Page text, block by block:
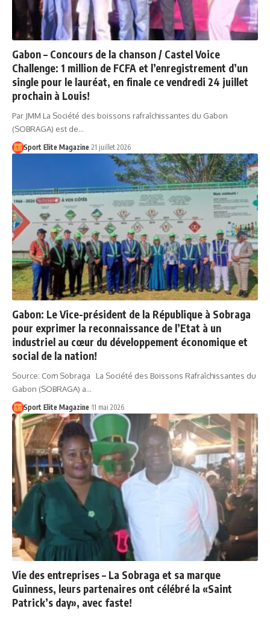
Gabon – Concours de la chanson / Castel Voice
Challenge: 1 million de FCFA et l’enregistrement d’un
single pour le lauréat, en finale ce vendredi 24 juillet
prochain à Louis!
Par JMM La Société des boissons rafraîchissantes du Gabon
(SOBRAGA) est de…
Sport Elite Magazine 21 juillet 2026
Gabon: Le Vice-président de la République à Sobraga
pour exprimer la reconnaissance de l’Etat à un
industriel au cœur du développement économique et
social de la nation!
Source: Com Sobraga La Société des Boissons Rafraîchissantes du
Gabon (SOBRAGA) a…
Sport Elite Magazine 11 mai 2026
Vie des entreprises – La Sobraga et sa marque
Guinness, leurs partenaires ont célébré la «Saint
Patrick’s day», avec faste!